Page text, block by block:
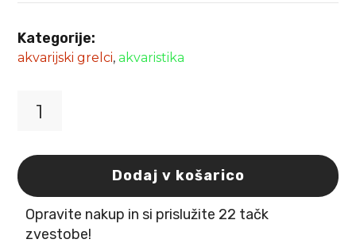
Kategorije:
akvarijski grelci,akvaristika
Fix
2
Heater
100
Dodaj v košarico
Opravite nakup in si prislužite 22 tačk
zvestobe!